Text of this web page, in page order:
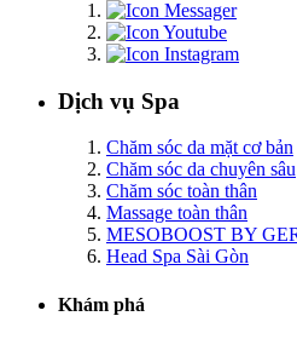
Dịch vụ Spa
Chăm sóc da mặt cơ bản
Chăm sóc da chuyên sâu
Chăm sóc toàn thân
Massage toàn thân
MESOBOOST BY
Head Spa Sài Gòn
Khám phá